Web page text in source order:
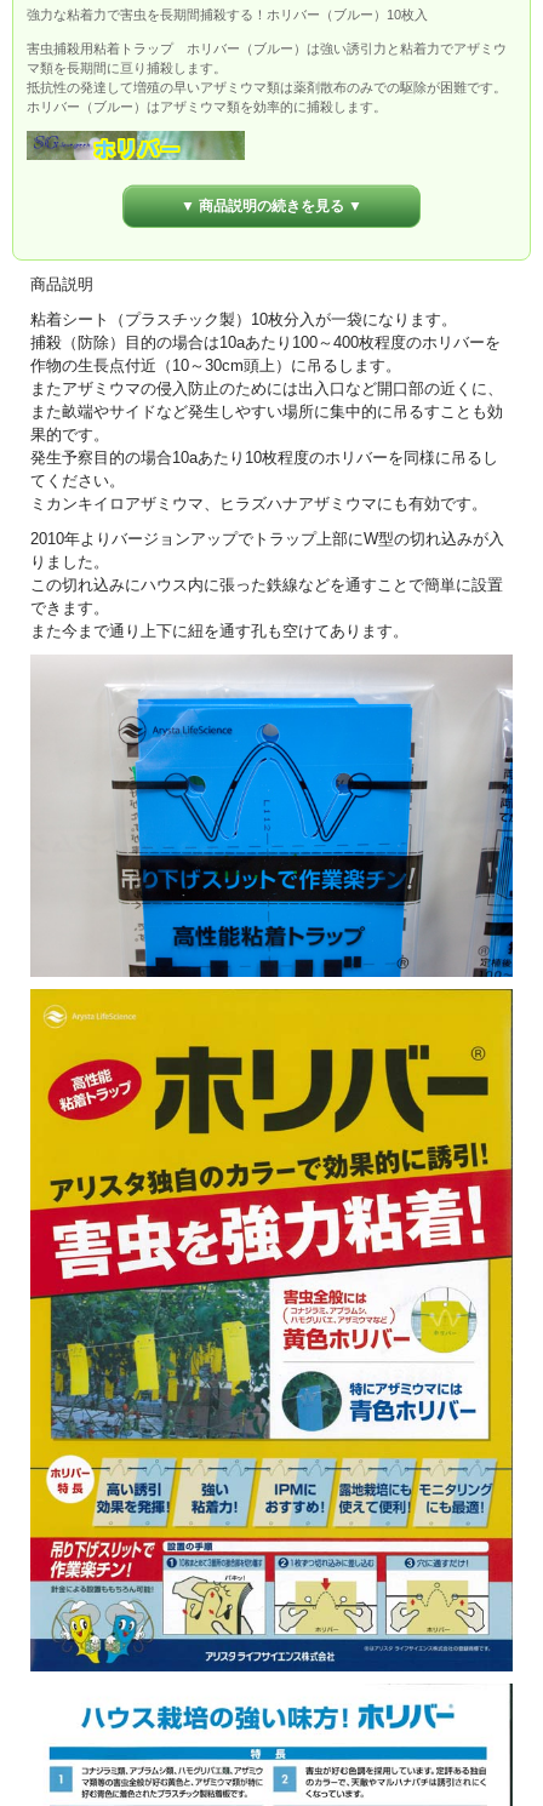
強力な粘着力で害虫を長期間捕殺する！ホリバー（ブルー）10枚入
害虫捕殺用粘着トラップ ホリバー（ブルー）は強い誘引力と粘着力でアザミウ
マ類を長期間に亘り捕殺します。
抵抗性の発達して増殖の早いアザミウマ類は薬剤散布のみでの駆除が困難です。
ホリバー（ブルー）はアザミウマ類を効率的に捕殺します。
▼ 商品説明の続きを見る ▼
商品説明
粘着シート（プラスチック製）10枚分入が一袋になります。
捕殺（防除）目的の場合は10aあたり100～400枚程度のホリバーを
作物の生長点付近（10～30cm頭上）に吊るします。
またアザミウマの侵入防止のためには出入口など開口部の近くに、
また畝端やサイドなど発生しやすい場所に集中的に吊るすことも効
果的です。
発生予察目的の場合10aあたり10枚程度のホリバーを同様に吊るし
てください。
ミカンキイロアザミウマ、ヒラズハナアザミウマにも有効です。
2010年よりバージョンアップでトラップ上部にW型の切れ込みが入
りました。
この切れ込みにハウス内に張った鉄線などを通すことで簡単に設置
できます。
また今まで通り上下に紐を通す孔も空けてあります。